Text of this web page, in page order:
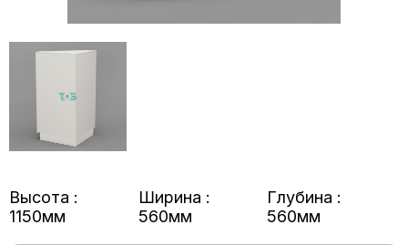
Высота :
1150мм
Ширина :
560мм
Глубина :
560мм